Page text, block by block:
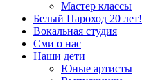
Мастер классы
Белый Пароход 20 лет!
Вокальная студия
Сми о нас
Наши дети
Юные артисты